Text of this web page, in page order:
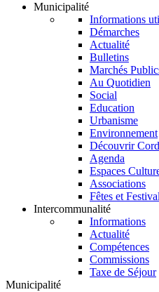
Municipalité
Informations
Démarches
Actualité
Bulletins
Marchés
Au Quotidien
Social
Education
Urbanisme
Environnement
Découvrir
Agenda
Espaces
Associations
Fêtes et
Intercommunalité
Informations
Actualité
Compétences
Commissions
Taxe de Séjour
Municipalité